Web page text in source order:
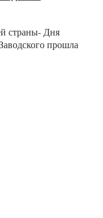
страны- Дня
прошла